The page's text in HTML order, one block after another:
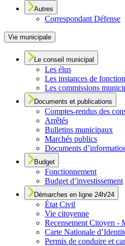
Autres
Correspondant Défense
Vie municipale
Le conseil municipal
Les élus
Les instances de
Les commissions
Documents et publications
Comptes-rendus des
Arrêtés
Bulletins municipaux
Marchés publics
Documents
Budget
Fonctionnement
Budget d’investissement
Démarches en ligne 24h/24
État Civil
Vie citoyenne
Recensement Citoyen -
Carte Nationale
Permis de conduire et